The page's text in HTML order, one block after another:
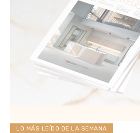
LO MÁS LEÍDO DE LA SEMANA